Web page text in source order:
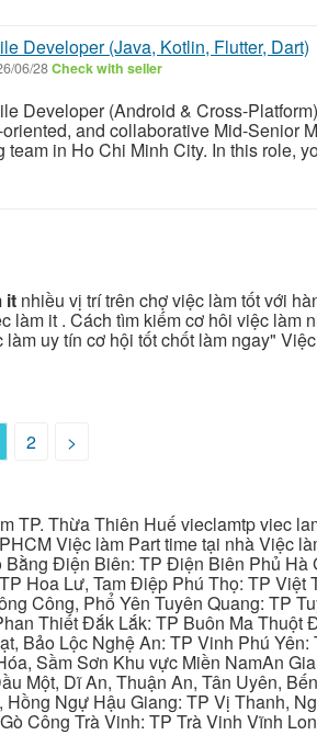
Developer (Java, Kotlin, Flutter, Dart)
06/28Check with seller
Developer (Android & Cross-
and collaborative Mid-Senior
in Ho Chi Minh City. In this role,
it nhiều vị trí trên chợ việc làm tốt với
làm it . Cách tìm kiếm cơ hôi việc làm
uy tín cơ hội tốt chốt làm ngay"
2 >
TP. Thừa Thiên Huế vieclamtp viec
Việc làm Part time tại nhà Việc
Điện Biên: TP Điện Biên Phủ Hà
Hoa Lư, Tam Điệp Phú Thọ: TP Việt
Công, Phổ Yên Tuyên Quang: TP
Thiết Đắk Lắk: TP Buôn Ma Thuột
Bảo Lộc Nghệ An: TP Vinh Phú
Sầm Sơn Khu vực Miền NamAn
Một, Dĩ An, Thuận An, Tân Uyên,
Ngự Hậu Giang: TP Vị Thanh,
Công Trà Vinh: TP Trà Vinh Vĩnh